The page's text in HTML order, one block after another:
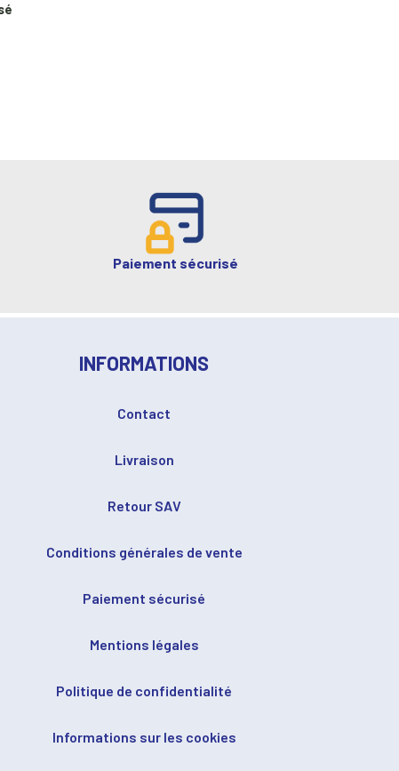
Paiement sécurisé
INFORMATIONS
Contact
Livraison
Retour SAV
Conditions générales de vente
Paiement sécurisé
Mentions légales
Politique de confidentialité
Informations sur les cookies